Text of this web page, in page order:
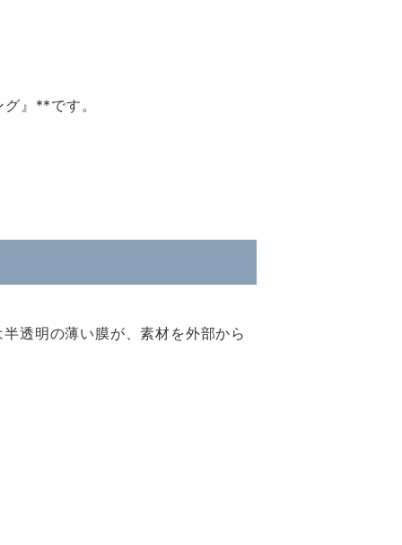
』**です。
透明の薄い膜が、素材を外部から